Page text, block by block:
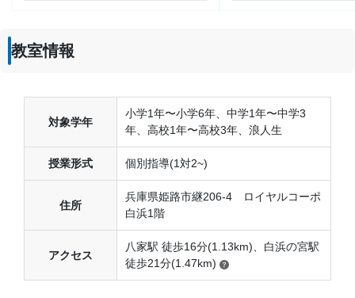
教室情報
対象学年
小学1年〜小学6年、中学1年〜中学3
年、高校1年〜高校3年、浪人生
授業形式 個別指導(1対2~)
住所
兵庫県姫路市継206-4 ロイヤルコーポ
白浜1階
アクセス
八家駅 徒歩16分(1.13km)、白浜の宮駅
徒歩21分(1.47km)